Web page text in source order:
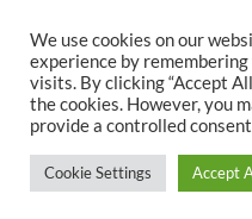
ELREHA -
Play
elreha.de
The
We use cookies on our
experience by
visits. By clicking “Accept
the cookies. However, you
provide a controlled
Cookie Settings Accept